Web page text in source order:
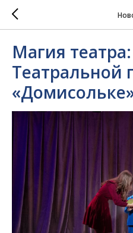
Магия
Театральной